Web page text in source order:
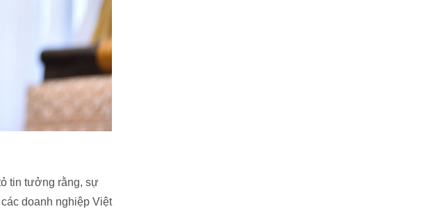
tin tưởng rằng, sự
doanh nghiệp Việt